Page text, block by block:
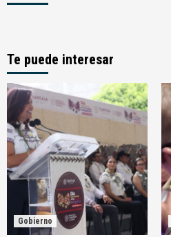
Te puede interesar
Gobierno